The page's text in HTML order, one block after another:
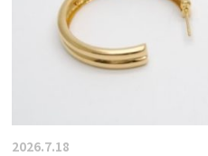
2026.7.18